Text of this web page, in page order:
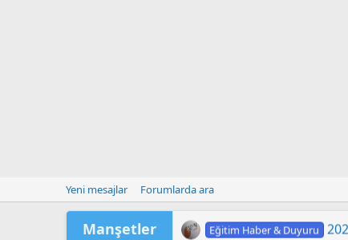
Yeni mesajlar Forumlarda ara
Manşetler Eğitim Haber & Duyuru